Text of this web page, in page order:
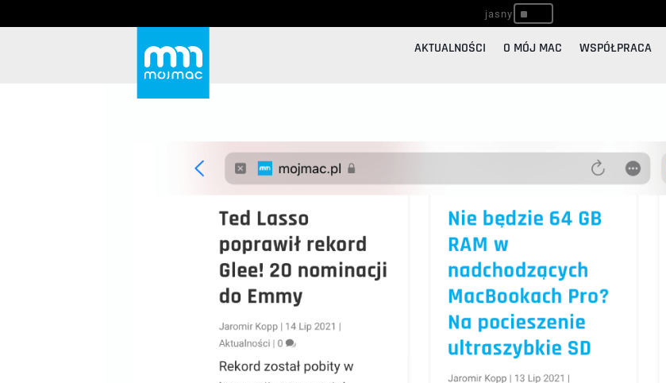
^
AKTUALNOŚCI O MÓJ MAC WSPÓŁPRACA